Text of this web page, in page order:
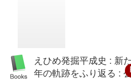
えひめ発掘平成史 : 新
年の軌跡をふり返る :